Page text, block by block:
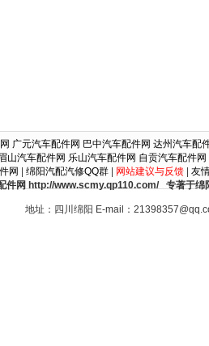
广元汽车配件网 巴中汽车配件网 达州汽车配
山汽车配件网 乐山汽车配件网 自贡汽车配件网
网
绵阳汽配汽修QQ群| 网站建议与反馈| 友
件网 http://www.scmy.qp110.com/ 专著于绵
地址：四川绵阳 E-mail：